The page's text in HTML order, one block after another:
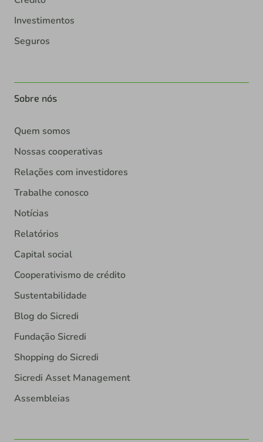
Investimentos
Seguros
Sobre nós
Quem somos
Nossas cooperativas
Relações com investidores
Trabalhe conosco
Notícias
Relatórios
Capital social
Cooperativismo de crédito
Sustentabilidade
Blog do Sicredi
Fundação Sicredi
Shopping do Sicredi
Sicredi Asset Management
Assembleias